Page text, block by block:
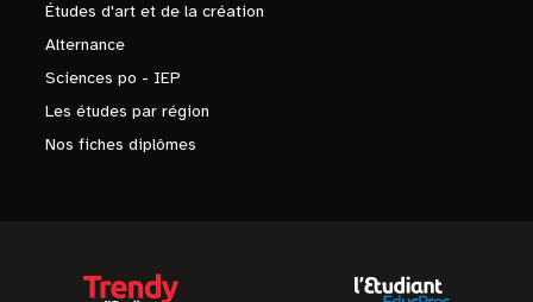
Études d'art et de la création
Alternance
Sciences po - IEP
Les études par région
Nos fiches diplômes